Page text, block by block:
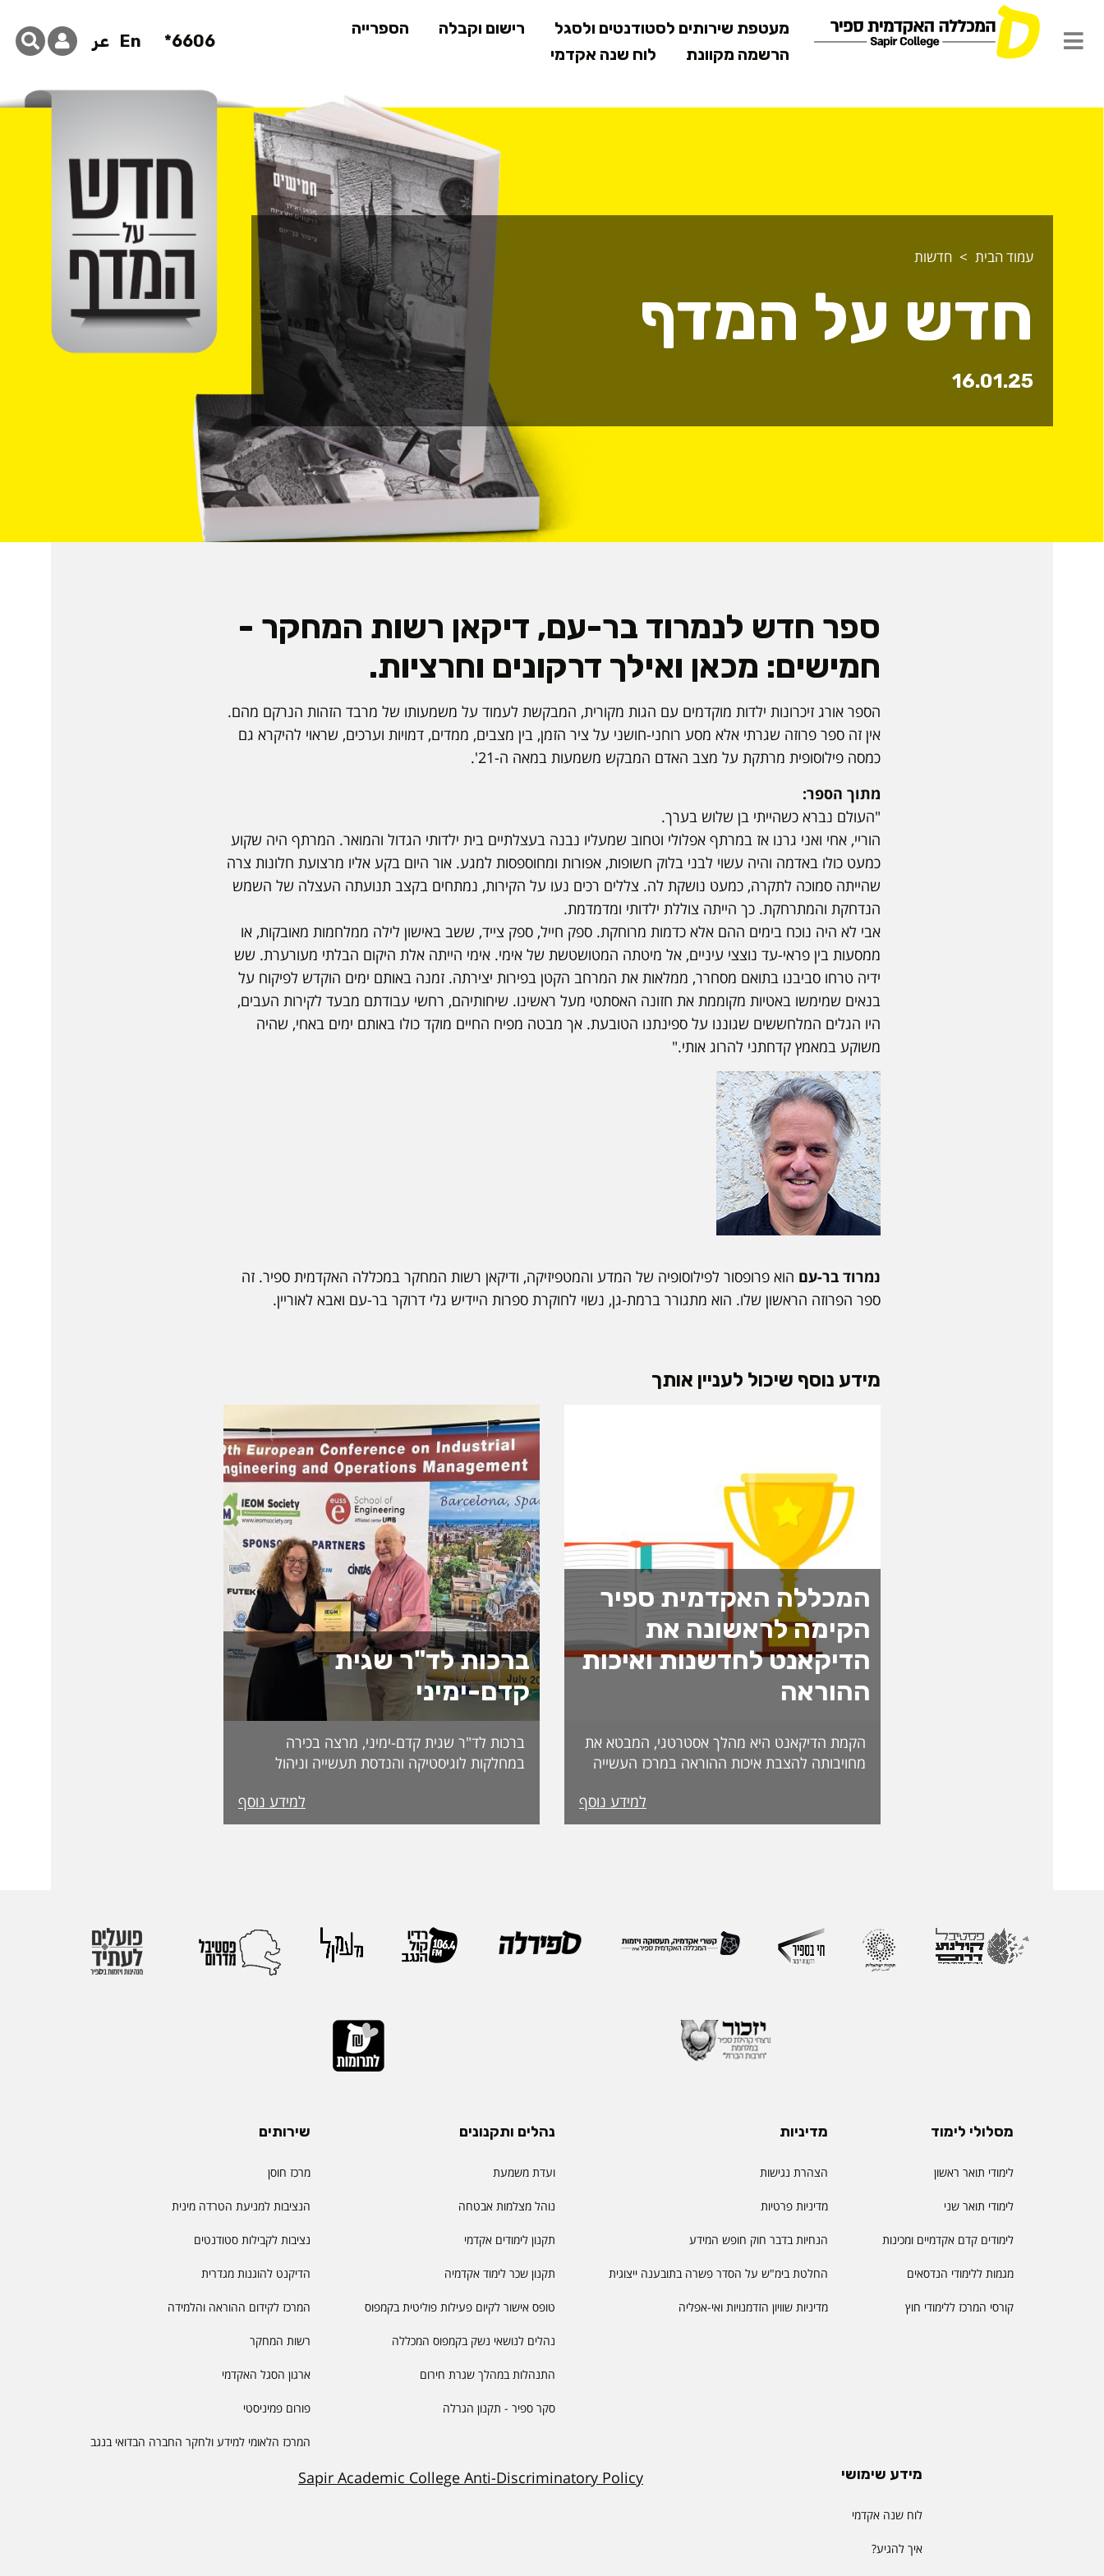
לתוכן
המרכזי
מעטפת שירותים לסטודנטים ולסגל רישום וקבלה
הספרייה
הרשמה מקוונת
לוח שנה אקדמי
6606*
En عر
עמוד הבית חדשות
חדש על המדף
16.01.25
ספר חדש לנמרוד בר-עם, דיקאן רשות המחקר -
חמישים: מכאן ואילך דרקונים וחרציות.
הספר אורג זיכרונות ילדות מוקדמים עם הגות מקורית, המבקשת לעמוד על משמעותו של מרבד הזהות הנרקם מהם.
אין זה ספר פרוזה שגרתי אלא מסע רוחני-חושני על ציר הזמן, בין מצבים, ממדים, דמויות וערכים, שראוי להיקרא גם
כמסה פילוסופית מרתקת על מצב האדם המבקש משמעות במאה ה-21'.
מתוך הספר:
"העולם נברא כשהייתי בן שלוש בערך.
הוריי, אחי ואני גרנו אז במרתף אפלולי וטחוב שמעליו נבנה בעצלתיים בית ילדותי הגדול והמואר. המרתף היה שקוע
כמעט כולו באדמה והיה עשוי לבני בלוק חשופות, אפורות ומחוספסות למגע. אור היום בקע אליו מרצועת חלונות צרה
שהייתה סמוכה לתקרה, כמעט נושקת לה. צללים רכים נעו על הקירות, נמתחים בקצב תנועתה העצלה של השמש
הנדחקת והמתרחקת. כך הייתה צוללת ילדותי ומדמדמת.
אבי לא היה נוכח בימים ההם אלא כדמות מרוחקת. ספק חייל, ספק צייד, ששב באישון לילה ממלחמות מאובקות, או
ממסעות בין פראי-עד נוצצי עיניים, אל מיטתה המטושטשת של אימי. אימי הייתה אלת היקום הבלתי מעורערת. שש
ידיה טרחו סביבנו בתואם מסחרר, ממלאות את המרחב הקטן בפירות יצירתה. זמנה באותם ימים הוקדש לפיקוח על
בנאים שמימשו באטיות מקוממת את חזונה האסתטי מעל ראשינו. שיחותיהם, רחשי עבודתם מבעד לקירות העבים,
היו הגלים המלחששים שגוננו על ספינתנו הטובעת. אך מבטה מפיח החיים מוקד כולו באותם ימים באחי, שהיה
משוקע במאמץ קדחתני להרוג אותי."
נמרוד בר-עם הוא פרופסור לפילוסופיה של המדע והמטפיזיקה, ודיקאן רשות המחקר במכללה האקדמית ספיר. זה
ספר הפרוזה הראשון שלו. הוא מתגורר ברמת-גן, נשוי לחוקרת ספרות היידיש גלי דרוקר בר-עם ואבא לאוריין.
מידע נוסף שיכול לעניין אותך
המכללה האקדמית ספיר
הקימה לראשונה את
הדיקאנט לחדשנות ואיכות
ההוראה
הקמת הדיקאנט היא מהלך אסטרטגי, המבטא את
מחויבותה להצבת איכות ההוראה במרכז העשייה
לאתגרי העתיד. בראש הדיקאנט עומדת אפרת
ליברמן, דיקאנית ההוראה, אשת חינוך ופדגוגיה
ההוראה הראשון שהוקם בספיר - מהלך המבטא
את החשיבות האסטרטגית שמעניקה המכללה
למצוינות בהוראה ולחוויית הלמידה של הסטודנטים
למידע נוסף
ברכות לד"ר שגית
קדם-ימיני
ברכות לד"ר שגית קדם-ימיני, מרצה בכירה
במחלקות לוגיסטיקה והנדסת תעשייה וניהול
מטעם האגודה הבינלאומית IEOM Society
International. מההוקרות הגבוהות ביותר
IEOM היא אחת האגודות הבינלאומיות הגדולות
בתחומי הנדסת התעשייה והניהול.
למידע נוסף
מסלולי לימוד
לימודי תואר ראשון
לימודי תואר שני
לימודים קדם אקדמיים ומכינות
מגמות ללימודי הנדסאים
קורסי המרכז ללימודי חוץ
מדיניות
הצהרת נגישות
מדיניות פרטיות
הנחיות בדבר חוק חופש המידע
החלטת בימ"ש על הסדר פשרה בתובענה ייצוגית
מדיניות שוויון הזדמנויות ואי-אפליה
נהלים ותקנונים
ועדת משמעת
נוהל מצלמות אבטחה
תקנון לימודים אקדמי
תקנון שכר לימוד אקדמיה
טופס אישור לקיום פעילות פוליטית בקמפוס
נהלים לנושאי נשק בקמפוס המכללה
התנהלות במהלך שגרת חירום
סקר ספיר - תקנון הגרלה
שירותים
מרכז חוסן
הנציבות למניעת הטרדה מינית
נציבות לקבילות סטודנטים
הדיקנט להוגנות מגדרית
המרכז לקידום ההוראה והלמידה
רשות המחקר
ארגון הסגל האקדמי
פורום פמיניסטי
המרכז הלאומי למידע ולחקר החברה הבדואי בנגב
מידע שימושי
לוח שנה אקדמי
איך להגיע?
Sapir Academic College Anti-Discriminatory Policy